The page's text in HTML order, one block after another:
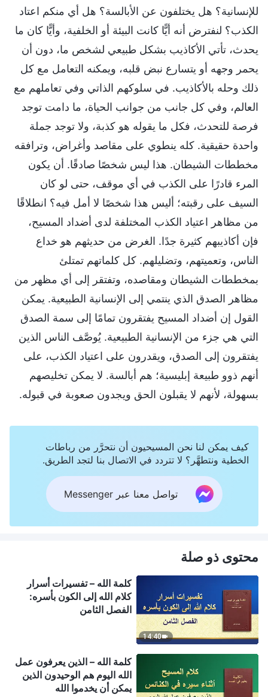
للإنسانية؟ هل يختلفون عن الأبالسة؟ هل أي منكم اعتاد
الكذب؟ لنفترض أنه أيًّا كانت البيئة أو الخلفية، وأيًّا كان ما
يحدث، تأتي الأكاذيب بشكل طبيعي لشخص ما، دون أن
يحمر وجهه أو يتسارع نبض قلبه، ويمكنه التعامل مع كل
ذلك وحله بالأكاذيب. في سلوكهم الذاتي وفي تعاملهم مع
العالم، وفي كل جانب من جوانب الحياة، ما دامت توجد
فرصة للتحدث، فكل ما يقوله هو كذبة، ولا توجد جملة
واحدة حقيقية. كله ينطوي على مقاصد وأغراض، وترافقه
مخططات الشيطان. هذا ليس شخصًا صادقًا. أن يكون
المرء قادرًا على الكذب في أي موقف، حتى لو كان
السيف على رقبته؛ أليس هذا شخصًا لا أمل فيه؟ انطلاقًا
من مظاهر اعتياد الكذب المختلفة لدى أضداد المسيح،
فإن أكاذيبهم كثيرة جدًا. الغرض من حديثهم هو خداع
الناس، وتعميتهم، وتضليلهم. كل كلماتهم تمتلئ
بمخططات الشيطان ومقاصده، وتفتقر إلى أي مظهر من
مظاهر الصدق الذي ينتمي إلى الإنسانية الطبيعية. يمكن
القول إن أضداد المسيح يفتقرون تمامًا إلى سمة الصدق
التي هي جزء من الإنسانية الطبيعية. يُوصَّف الناس الذين
يفتقرون إلى الصدق، ويقدرون على اعتياد الكذب، على
أنهم ذوو طبيعة إبليسية؛ هم أبالسة. لا يمكن تخليصهم
بسهولة، لأنهم لا يقبلون الحق ويجدون صعوبة في قبوله.
كيف يمكن لنا نحن المسيحيون أن نتحرَّر من رباطات
الخطية ونتطهَّر؟ لا تتردد في الاتصال بنا لتجد الطريق.
تواصل معنا عبر Messenger
محتوى ذو صلة
14:40
كلمة الله – تفسيرات أسرار
كلام الله إلى الكون بأسره:
الفصل الثامن
كلمة الله – الذين يعرفون عمل
الله اليوم هم الوحيدون الذين
يمكن أن يخدموا الله